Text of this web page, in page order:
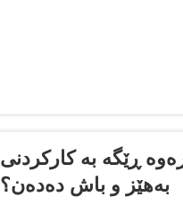
ڕێگە بە کارکردنی
بەهێز و باش دەدەن؟